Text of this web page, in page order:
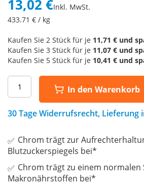
13,02 €Inkl. MwSt.
433.71 € / kg
Kaufen Sie 2 Stück für je 11,71 € und
Kaufen Sie 3 Stück für je 11,07 € und
Kaufen Sie 5 Stück für je 10,41 € und
In den Warenkorb
30 Tage Widerrufsrecht, Lieferung
Chrom trägt zur
Blutzuckerspiegels bei*
Chrom trägt zu einem normalen
Makronährstoffen bei*
gallery